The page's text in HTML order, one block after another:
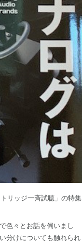
リッジ一斉試聴」の特集
色々とお話を伺いまし
分けについても触れられ